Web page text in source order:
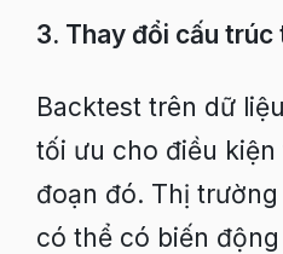
3. Thay đổi cấu
Backtest trên dữ
tối ưu cho điều
đoạn đó. Thị
có thể có biến